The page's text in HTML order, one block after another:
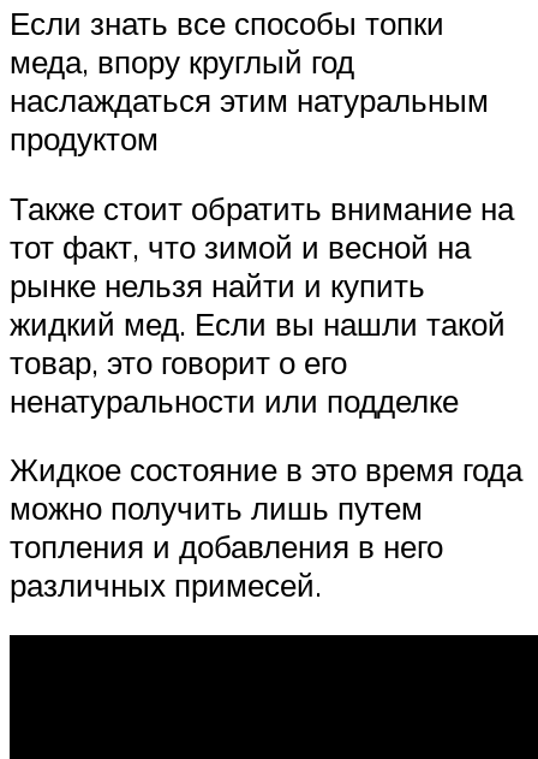
Если знать все способы топки
меда, впору круглый год
наслаждаться этим натуральным
продуктом
Также стоит обратить внимание на
тот факт, что зимой и весной на
рынке нельзя найти и купить
жидкий мед. Если вы нашли такой
товар, это говорит о его
ненатуральности или подделке
Жидкое состояние в это время года
можно получить лишь путем
топления и добавления в него
различных примесей.